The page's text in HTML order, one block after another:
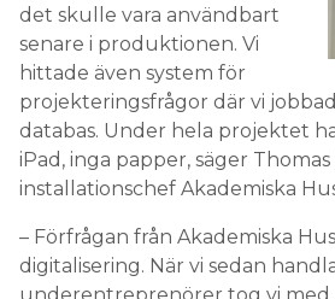
det skulle vara användbart
senare i produktionen. Vi
hittade även system för
projekteringsfrågor där vi
databas. Under hela projektet
iPad, inga papper, säger Thomas
installationschef Akademiska
– Förfrågan från Akademiska
digitalisering. När vi sedan